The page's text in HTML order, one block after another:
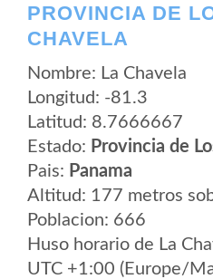
PROVINCIA DE
CHAVELA
Nombre: La Chavela
Longitud: -81.3
Latitud: 8.7666667
Estado: Provincia de
Pais: Panama
Altitud: 177 metros
Poblacion: 666
Huso horario de La
UTC +1:00 (Europe/